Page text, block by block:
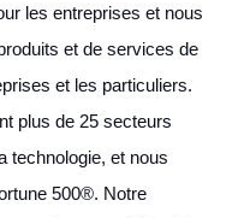
les entreprises et nous
et de services de
et les particuliers.
plus de 25 secteurs
technologie, et nous
500®. Notre